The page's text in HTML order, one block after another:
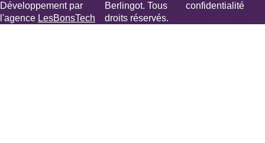
Développement par
l'agence LesBonsTech
Berlingot. Tous
droits réservés.
confidentialité